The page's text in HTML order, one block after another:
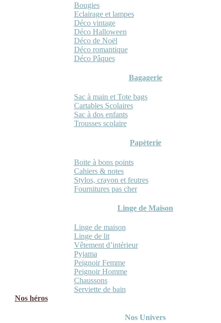
Bougies
Eclairage et lampes
Déco vintage
Déco Halloween
Déco de Noël
Déco romantique
Déco Pâques
Bagagerie
Sac à main et Tote bags
Cartables Scolaires
Sac à dos enfants
Trousses scolaire
Papèterie
Boite à bons points
Cahiers & notes
Stylos, crayon et feutres
Fournitures pas cher
Linge de Maison
Linge de maison
Linge de lit
Vêtement d’intérieur
Pyjama
Peignoir Femme
Peignoir Homme
Chaussons
Serviette de bain
Nos héros
Nos Univers